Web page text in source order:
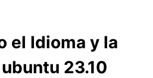
el Idioma y la
23.10